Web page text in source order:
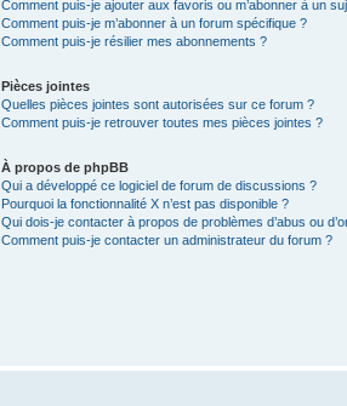
Comment puis-je ajouter aux favoris ou m’abonner à un
Comment puis-je m’abonner à un forum spécifique ?
Comment puis-je résilier mes abonnements ?
Pièces jointes
Quelles pièces jointes sont autorisées sur ce forum ?
Comment puis-je retrouver toutes mes pièces jointes ?
À propos de phpBB
Qui a développé ce logiciel de forum de discussions ?
Pourquoi la fonctionnalité X n’est pas disponible ?
Qui dois-je contacter à propos de problèmes d’abus ou
Comment puis-je contacter un administrateur du forum ?